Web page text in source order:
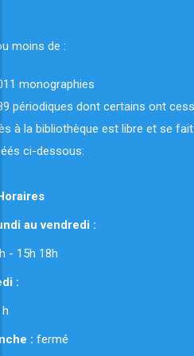
moins de :
monographies
périodiques dont certains ont
à la bibliothèque est libre et se
ci-dessous:
au vendredi :
12h - 15h 18h
:
: fermé